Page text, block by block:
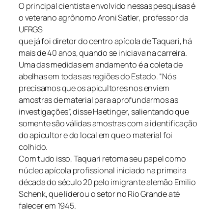
O principal cientista envolvido nessas pesquisas é
o veterano agrônomo Aroni Satler, professor da
UFRGS
que já foi diretor do centro apícola de Taquari, há
mais de 40 anos, quando se iniciava na carreira.
Uma das medidas em andamento é a coleta de
abelhas em todas as regiões do Estado. “Nós
precisamos que os apicultores nos enviem
amostras de material para aprofundarmos as
investigações”, disse Haetinger, salientando que
somente são válidas amostras com a identificação
do apicultor e do local em que o material foi
colhido.
Com tudo isso, Taquari retoma seu papel como
núcleo apícola profissional iniciado na primeira
década do século 20 pelo imigrante alemão Emilio
Schenk, que liderou o setor no Rio Grande até
falecer em 1945.